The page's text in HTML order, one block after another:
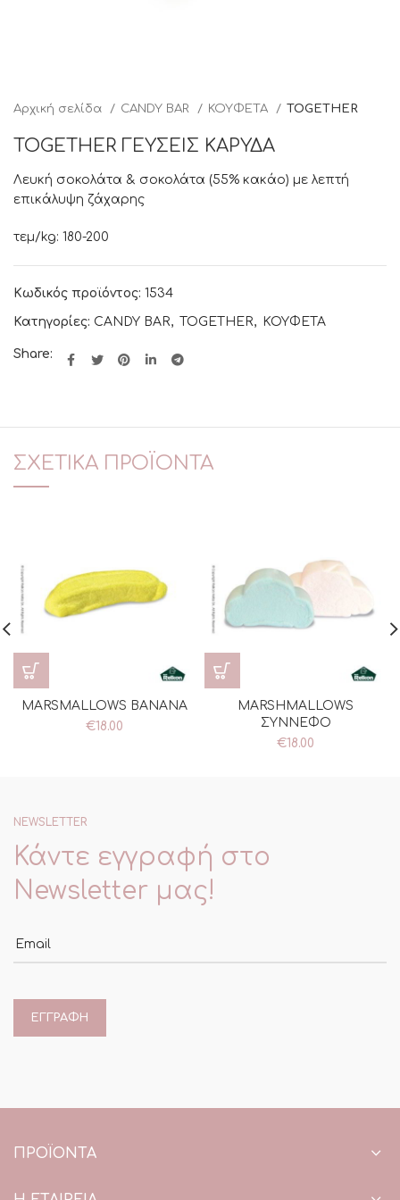
Αρχική σελίδα CANDY BAR ΚΟΥΦΕΤΑ TOGETHER
TOGETHER ΓΕΥΣΕΙΣ ΚΑΡΥΔΑ
Λευκή σοκολάτα & σοκολάτα (55% κακάο) με λεπτή
επικάλυψη ζάχαρης
τεμ/kg: 180-200
Κωδικός προϊόντος: 1534
Κατηγορίες: CANDY BAR, TOGETHER, ΚΟΥΦΕΤΑ
Share:
ΣΧΕΤΙΚΆ ΠΡΟΪΌΝΤΑ
MARSMALLOWS BANANA
€18.00
MARSHMALLOWS
ΣΥΝΝΕΦΟ
€18.00
NEWSLETTER
Κάντε εγγραφή στο
Newsletter μας!
ΠΡΟΪΌΝΤΑ